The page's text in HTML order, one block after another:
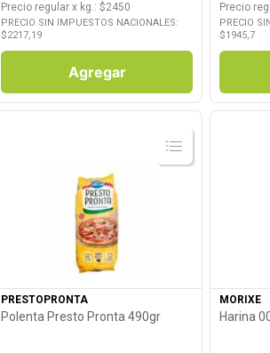
Precio regular x kg.: $2450
PRECIO SIN IMPUESTOS NACIONALES:
$2217,19
Agregar
Precio
PRECIO
$1945,7
Ver Producto
PRESTOPRONTA
Polenta Presto Pronta 490gr
MORIXE
Harina